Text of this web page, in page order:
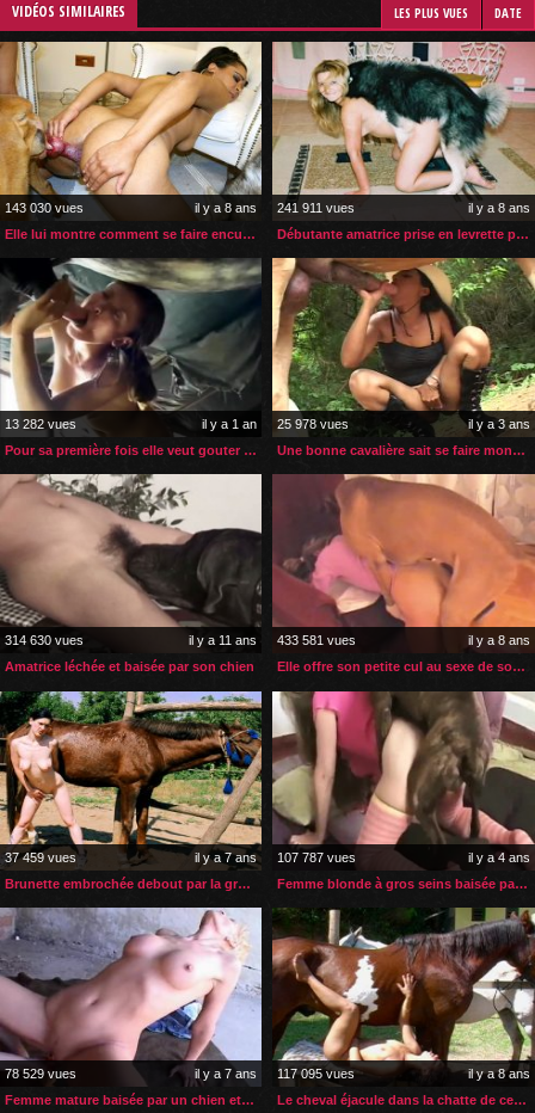
VIDÉOS SIMILAIRES LES PLUS VUES DATE
143 030 vues
il y a 8 ans
Elle lui montre comment se faire enculer par son chien
241 911 vues
il y a 8 ans
Débutante amatrice prise en levrette par son chien
13 282 vues
il y a 1 an
Pour sa première fois elle veut gouter au sperme de son cheval
25 978 vues
il y a 3 ans
Une bonne cavalière sait se faire monter par son cheval
314 630 vues
il y a 11 ans
Amatrice léchée et baisée par son chien
433 581 vues
il y a 8 ans
Elle offre son petite cul au sexe de son gros chien
37 459 vues
il y a 7 ans
Brunette embrochée debout par la grosse bite de son cheval
107 787 vues
il y a 4 ans
Femme blonde à gros seins baisée par son boxer
78 529 vues
il y a 7 ans
Femme mature baisée par un chien et son jeune maitre
117 095 vues
il y a 8 ans
Le cheval éjacule dans la chatte de cette petite brunette